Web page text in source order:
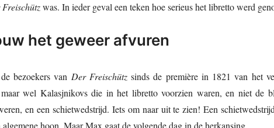
was. In ieder geval een teken hoe serieus het libretto werd
het geweer afvuren
bezoekers van Der Freischütz sinds de première in 1821 van het
wel Kalasjnikovs die in het libretto voorzien waren, en niet de
en een schietwedstrijd. Iets om naar uit te zien! Een
hoon. Maar Max gaat de volgende dag in de herkansing.